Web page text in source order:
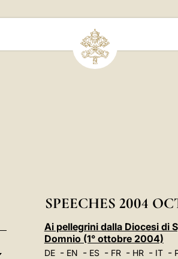
SPEECHES 2004
Ai pellegrini dalla Diocesi di
Domnio (1° ottobre 2004)
DE- EN - ES- FR- HR- IT-